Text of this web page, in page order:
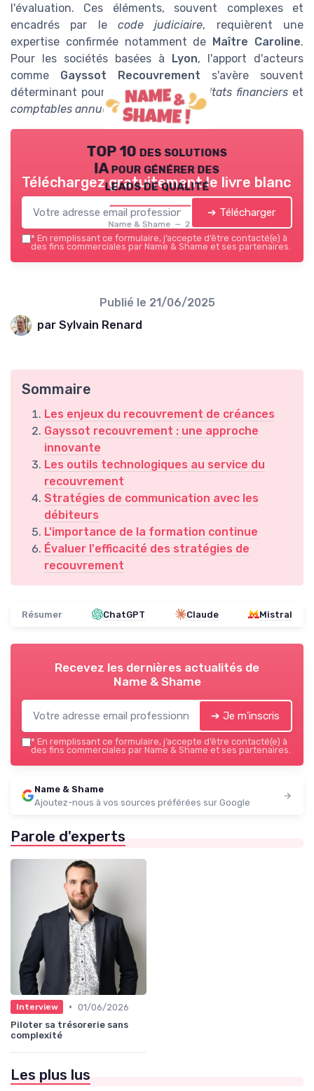
l'évaluation. Ces éléments, souvent complexes et
encadrés par le code judiciaire, requièrent une
expertise confirmée notamment de Maître Caroline.
Pour les sociétés basées à Lyon, l'apport d'acteurs
comme Gayssot Recouvrement s'avère souvent
déterminant pour maximiser les résultats financiers et
comptables annuels.
TOP 10 des solutions
IA pour générer des
leads de qualité
Name & Shame — 2026
Téléchargez gratuitement le livre blanc
➔ Télécharger
* En remplissant ce formulaire, j’accepte d’être contacté(e) à
des fins commerciales par Name & Shame et ses partenaires.
Publié le 21/06/2025
par Sylvain Renard
Sommaire
Les enjeux du recouvrement de créances
Gayssot recouvrement : une approche
innovante
Les outils technologiques au service du
recouvrement
Stratégies de communication avec les
débiteurs
L'importance de la formation continue
Évaluer l'efficacité des stratégies de
recouvrement
Résumer ChatGPT Claude Mistral
Recevez les dernières actualités de
Name & Shame
➔ Je m'inscris
* En remplissant ce formulaire, j’accepte d’être contacté(e) à
des fins commerciales par Name & Shame et ses partenaires.
Name & Shame
Ajoutez-nous à vos sources préférées sur Google
Parole d'experts
Interview • 01/06/2026
Piloter sa trésorerie sans
complexité
Les plus lus